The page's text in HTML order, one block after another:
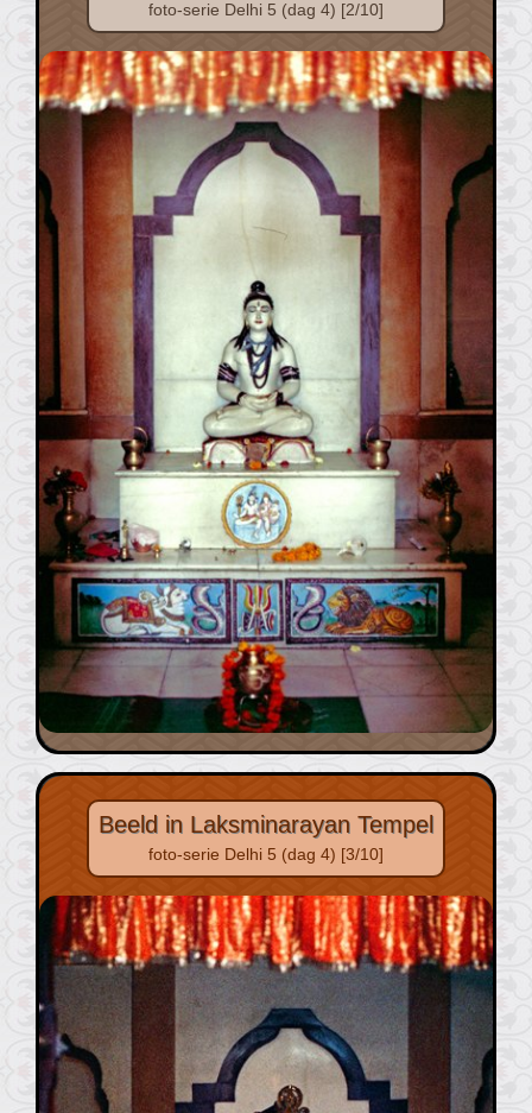
foto-serie Delhi 5 (dag 4) [2/10]
Beeld in Laksminarayan Tempel
foto-serie Delhi 5 (dag 4) [3/10]